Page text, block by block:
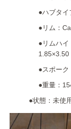
●ハブタ
●リム：
●リムハイ
1.85×3.50
●スポー
●重量：
●状態：未使